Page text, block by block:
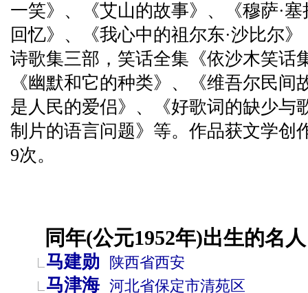
一笑》、《艾山的故事》、《穆萨·
回忆》、《我心中的祖尔东·沙比尔
诗歌集三部，笑话全集《依沙木笑话
《幽默和它的种类》、《维吾尔民
是人民的爱侣》、《好歌词的缺少与
制片的语言问题》等。作品获文学创
9次。
同年(公元1952年)出生的名
马建勋 陕西省西安
马津海 河北省保定市清苑区